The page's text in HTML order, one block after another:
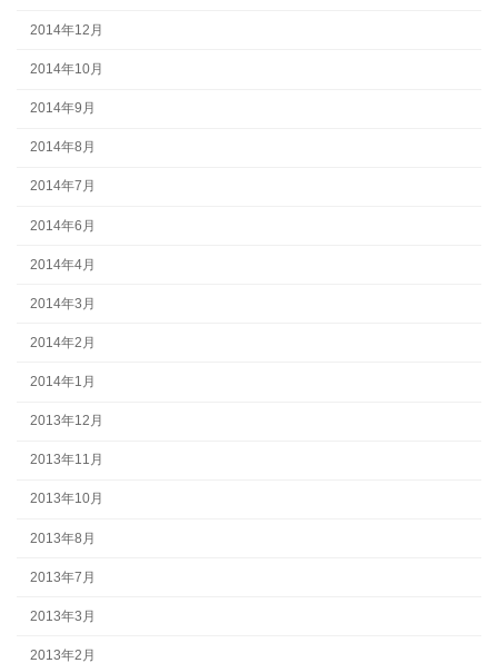
2014年12月
2014年10月
2014年9月
2014年8月
2014年7月
2014年6月
2014年4月
2014年3月
2014年2月
2014年1月
2013年12月
2013年11月
2013年10月
2013年8月
2013年7月
2013年3月
2013年2月